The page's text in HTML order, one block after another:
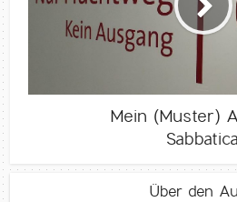
Mein (Muster)
Über den